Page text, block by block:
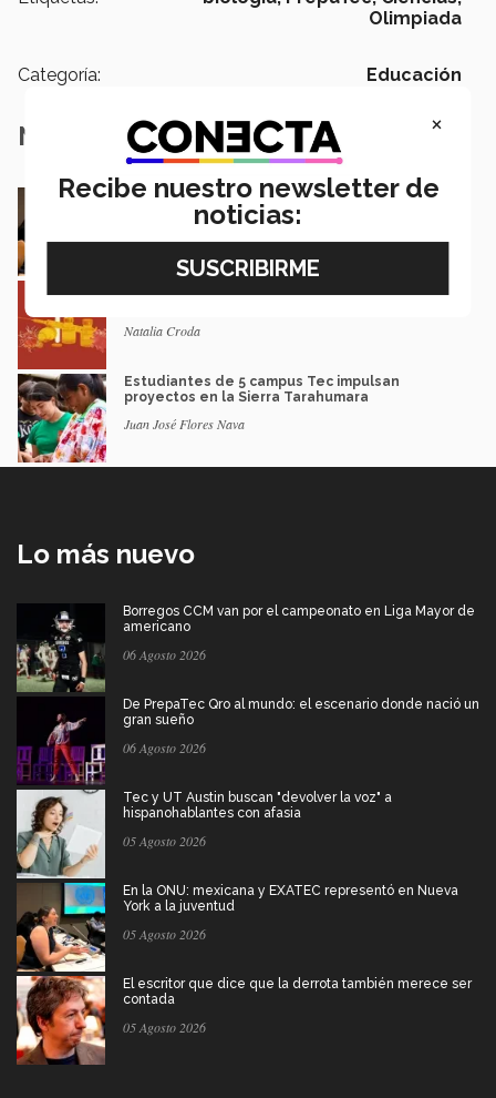
Olimpiada
Categoría: Educación
Notas Relacionadas
En la ONU: mexicana y EXATEC representó en
Nueva York a la juventud
Natalia Croda
Estudiantes de 5 campus Tec impulsan
proyectos en la Sierra Tarahumara
Juan José Flores Nava
Lo más nuevo
Borregos CCM van por el campeonato en Liga Mayor de
americano
06 Agosto 2026
De PrepaTec Qro al mundo: el escenario donde nació un
gran sueño
06 Agosto 2026
Tec y UT Austin buscan "devolver la voz" a
hispanohablantes con afasia
05 Agosto 2026
En la ONU: mexicana y EXATEC representó en Nueva
York a la juventud
05 Agosto 2026
El escritor que dice que la derrota también merece ser
contada
05 Agosto 2026
×
Recibe nuestro newsletter de
noticias: